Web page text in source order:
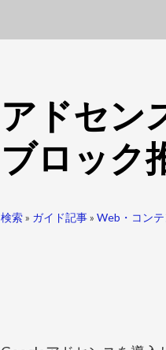
アドセン
ブロック
検索» ガイド記事» Web・コン